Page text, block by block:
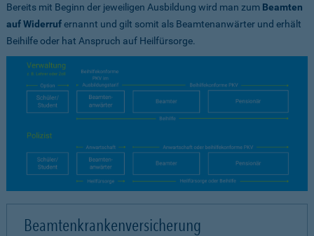
Bereits mit Beginn der jeweiligen Ausbildung wird man zum Beamten
auf Widerrufernannt und gilt somit als Beamtenanwärter und erhält
Beihilfe oder hat Anspruch auf Heilfürsorge.
Beamtenkrankenversicherung